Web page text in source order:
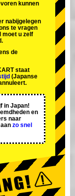
kunnen
nabijgelegen
te vragen
moet u zelf
de
staat
(Japanse
in Japan!
en
naar
zo snel